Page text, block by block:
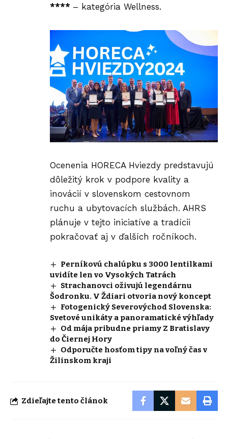
**** – kategória Wellness.
Ocenenia HORECA Hviezdy predstavujú
dôležitý krok v podpore kvality a
inovácií v slovenskom cestovnom
ruchu a ubytovacích službách. AHRS
plánuje v tejto iniciatíve a tradícii
pokračovať aj v ďalších ročníkoch.
Perníkovú chalúpku s 3000 lentilkami
uvidíte len vo Vysokých Tatrách
Strachanovci oživujú legendárnu
Šodronku. V Ždiari otvoria nový koncept
Fotogenický Severovýchod Slovenska:
Svetové unikáty a panoramatické výhľady
Od mája pribudne priamy Z Bratislavy
do Čiernej Hory
Odporučte hosťom tipy na voľný čas v
Žilinskom kraji
Zdieľajte tento článok